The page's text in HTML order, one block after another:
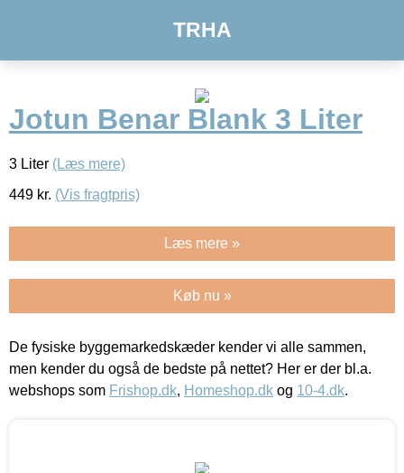
TRHA
Jotun Benar Blank 3 Liter
3 Liter (Læs mere)
449 kr. (Vis fragtpris)
Læs mere »
Køb nu »
De fysiske byggemarkedskæder kender vi alle sammen,
men kender du også de bedste på nettet? Her er der bl.a.
webshops som Frishop.dk, Homeshop.dk og 10-4.dk.